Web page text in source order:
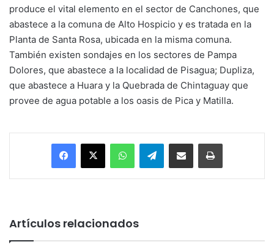
produce el vital elemento en el sector de Canchones, que
abastece a la comuna de Alto Hospicio y es tratada en la
Planta de Santa Rosa, ubicada en la misma comuna.
También existen sondajes en los sectores de Pampa
Dolores, que abastece a la localidad de Pisagua; Dupliza,
que abastece a Huara y la Quebrada de Chintaguay que
provee de agua potable a los oasis de Pica y Matilla.
Facebook
X WhatsAppTelegramEnviar vía email Imprimir
Artículos relacionados